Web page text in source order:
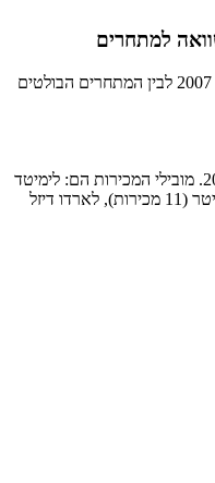
השוואת רמות הגימור של ג'יפ גרנד צ'רוקי 2007 לבין המתחרים הבולטים
29 רכבי ג'יפ גרנד צ'רוקי נמכרו בשנת 2007. מובילי המכירות הם: לימיטד
4.7 ליטר (11 מכירות), לימיטד דיזל 3.0 ליטר (11 מכירות), לארדו דיזל